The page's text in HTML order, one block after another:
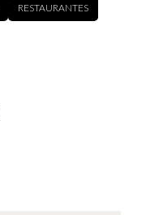
RESTAURANTES